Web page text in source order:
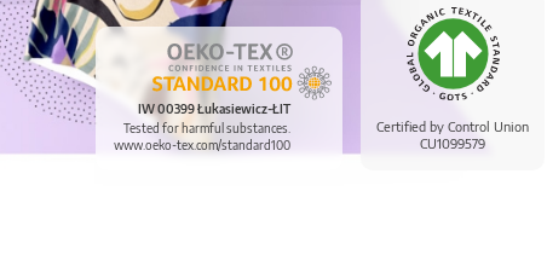
Certified by Control Union
CU1099579
IW 00399 Łukasiewicz-ŁIT
Tested for harmful substances.
www.oeko-tex.com/standard100